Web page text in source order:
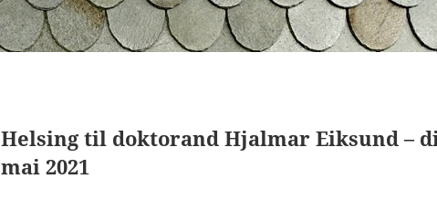
Helsing til doktorand Hjalmar Eiksund –
mai 2021